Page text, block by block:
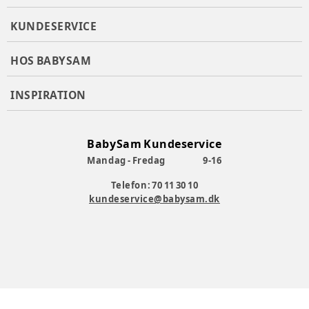
KUNDESERVICE
HOS BABYSAM
INSPIRATION
BabySam Kundeservice
Mandag - Fredag
9-16
Telefon: 70 11 30 10
kundeservice@babysam.dk